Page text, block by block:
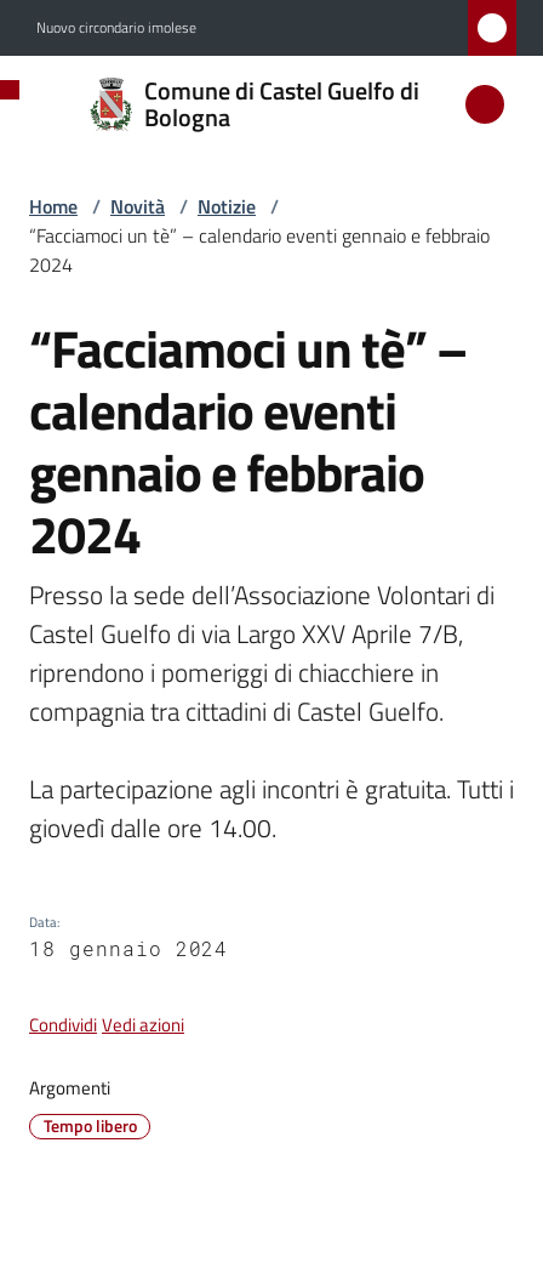
Nuovo circondario imolese
Comune di Castel Guelfo di
Bologna
Comune
di
Guelfo
di
Amministrazione
Novità
Menu selezionato
Servizi
Vivere
Castel
Guelfo
Servizi
online
gli
argomenti...
su
Home / Novità / Notizie /
“Facciamoci un tè” – calendario eventi gennaio e febbraio
2024
Salta al contenuto
“Facciamoci un tè” –
calendario eventi
gennaio e febbraio
2024
Presso la sede dell’Associazione Volontari di
Castel Guelfo di via Largo XXV Aprile 7/B,
riprendono i pomeriggi di chiacchiere in
compagnia tra cittadini di Castel Guelfo.
La partecipazione agli incontri è gratuita. Tutti i
giovedì dalle ore 14.00.
Data:
18 gennaio 2024
CondividiVedi azioni
Argomenti
Tempo libero